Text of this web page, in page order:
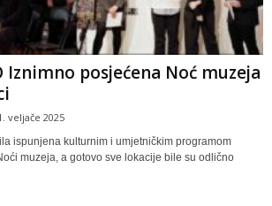
Iznimno posjećena Noć muzeja
veljače 2025
ispunjena kulturnim i umjetničkim programom
muzeja, a gotovo sve lokacije bile su odlično